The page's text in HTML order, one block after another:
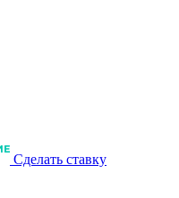
Сделать ставку